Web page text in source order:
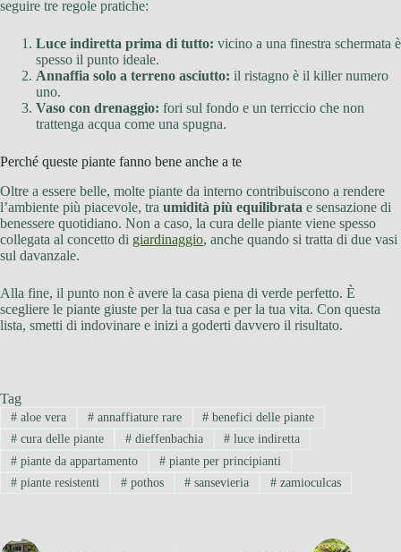
seguire tre regole pratiche:
Luce indiretta prima di tutto: vicino a una finestra schermata è
spesso il punto ideale.
Annaffia solo a terreno asciutto: il ristagno è il killer numero
uno.
Vaso con drenaggio: fori sul fondo e un terriccio che non
trattenga acqua come una spugna.
Perché queste piante fanno bene anche a te
Oltre a essere belle, molte piante da interno contribuiscono a rendere
l’ambiente più piacevole, tra umidità più equilibrata e sensazione di
benessere quotidiano. Non a caso, la cura delle piante viene spesso
collegata al concetto di giardinaggio, anche quando si tratta di due vasi
sul davanzale.
Alla fine, il punto non è avere la casa piena di verde perfetto. È
scegliere le piante giuste per la tua casa e per la tua vita. Con questa
lista, smetti di indovinare e inizi a goderti davvero il risultato.
Tag
#aloe vera #annaffiature rare # benefici delle piante
#cura delle piante #dieffenbachia # luce indiretta
#piante da appartamento #piante per principianti
#piante resistenti #pothos # sansevieria # zamioculcas